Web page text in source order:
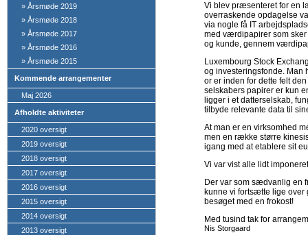
» Årsmøde 2019
» Årsmøde 2018
» Årsmøde 2017
» Årsmøde 2016
» Årsmøde 2015
Kommende arrangementer
Maj 2026
Afholdte aktiviteter
2020 oversigt
2019 oversigt
2018 oversigt
2017 oversigt
2016 oversigt
2015 oversigt
2014 oversigt
2013 oversigt
Vi blev præsenteret for en
overraskende opdagelse
via nogle få IT
med værdipapirer som sker
og kunde, gennem
Luxembourg Stock
og investeringsfonde. Man
or er inden for dette felt
selskabers papirer er kun
ligger i et datterselskab,
tilbyde relevante data til
At man er en virksomhed
men en række større
igang med at etablere sit
Vi var vist alle lidt
Der var som sædvanlig en
kunne vi fortsætte lige over
besøget med en frokost!
Med tusind tak for
Nis Storgaard